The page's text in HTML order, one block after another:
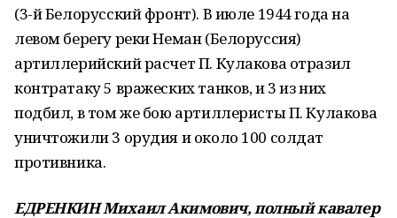
(3-й Белорусский фронт). В июле 1944 года на
левом берегу реки Неман (Белоруссия)
артиллерийский расчет П. Кулакова отразил
контратаку 5 вражеских танков, и 3 из них
подбил, в том же бою артиллеристы П. Кулакова
уничтожили 3 орудия и около 100 солдат
противника.
ЕДРЕНКИН Михаил Акимович, полный кавалер